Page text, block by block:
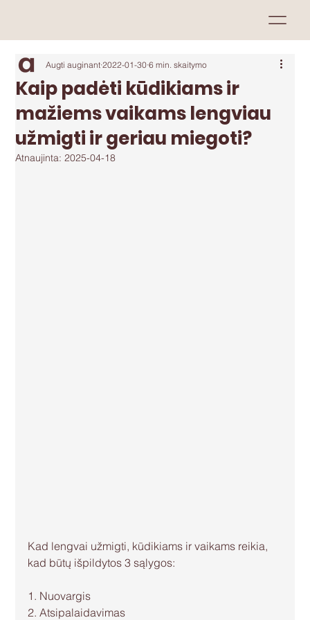
Kaip padėti kūdikiams ir
mažiems vaikams lengviau
užmigti ir geriau miegoti?
Augti auginant 2022-01-30 6 min. skaitymo
Atnaujinta:2025-04-18
Kad lengvai užmigti, kūdikiams ir vaikams reikia,
kad būtų išpildytos 3 sąlygos:
1. Nuovargis
2. Atsipalaidavimas